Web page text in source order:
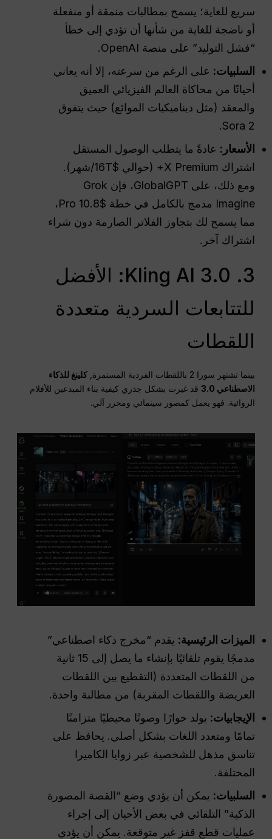
سريع للغاية؛ يسمح بمطالبات منمقة أو منفعلة
أو ناضجة للغاية من شأنها أن تؤدي إلى خطأ
“فشل التوليد” على منصة OpenAI.
السلبيات: على الرغم من سرعته، إلا أنه يعاني
أحيانًا من محاكاة العالم الفيزيائي العميق
والمعقد (مثل ديناميكيات الموائع) حيث يتفوق
Sora 2.
الأسعار: عادةً ما يتطلب الوصول المستقل
اشتراك X Premium+ (حوالي $16T/شهر).
ومع ذلك، على GlobalGPT، فإن Grok
Imagine مدمج بالكامل في خطة $10.8 Pro،
مما يسمح لك بتجاوز الفلاتر الصارمة دون شراء
اشتراك آخر.
3. Kling AI 3.0: الأفضل
للتتابعات السردية متعددة
اللقطات
بينما تشتهر سورا 2 باللقطات الفردية المستمرة,
كلينغ للذكاء
الاصطناعي 3.0
قد غيرت بشكل جذري كيفية بناء المبدعين للأفلام
الروائية. فهو يعمل كمصور سينمائي ومحرر آلي.
الميزات الرئيسية: يقدم “مخرج ذكاء اصطناعي”
مدمجًا يقوم تلقائيًا بإنشاء ما يصل إلى 15 ثانية
من اللقطات المتعددة (التقطيع بين اللقطات
العريضة واللقطات المقربة) من مطالبة واحدة.
الإيجابيات: يولد حوارًا وصوتًا محيطيًا متزامنًا
تمامًا ومتعدد اللغات بشكل أصلي. يحافظ على
تناسق مذهل للشخصية عبر زوايا الكاميرا
المختلفة.
السلبيات: يمكن أن يؤدي وضع “القصة المصورة
الذكية” التلقائي في بعض الأحيان إلى إجراء
عمليات قطع قفز غير متوقعة. يمكن أن يؤدي